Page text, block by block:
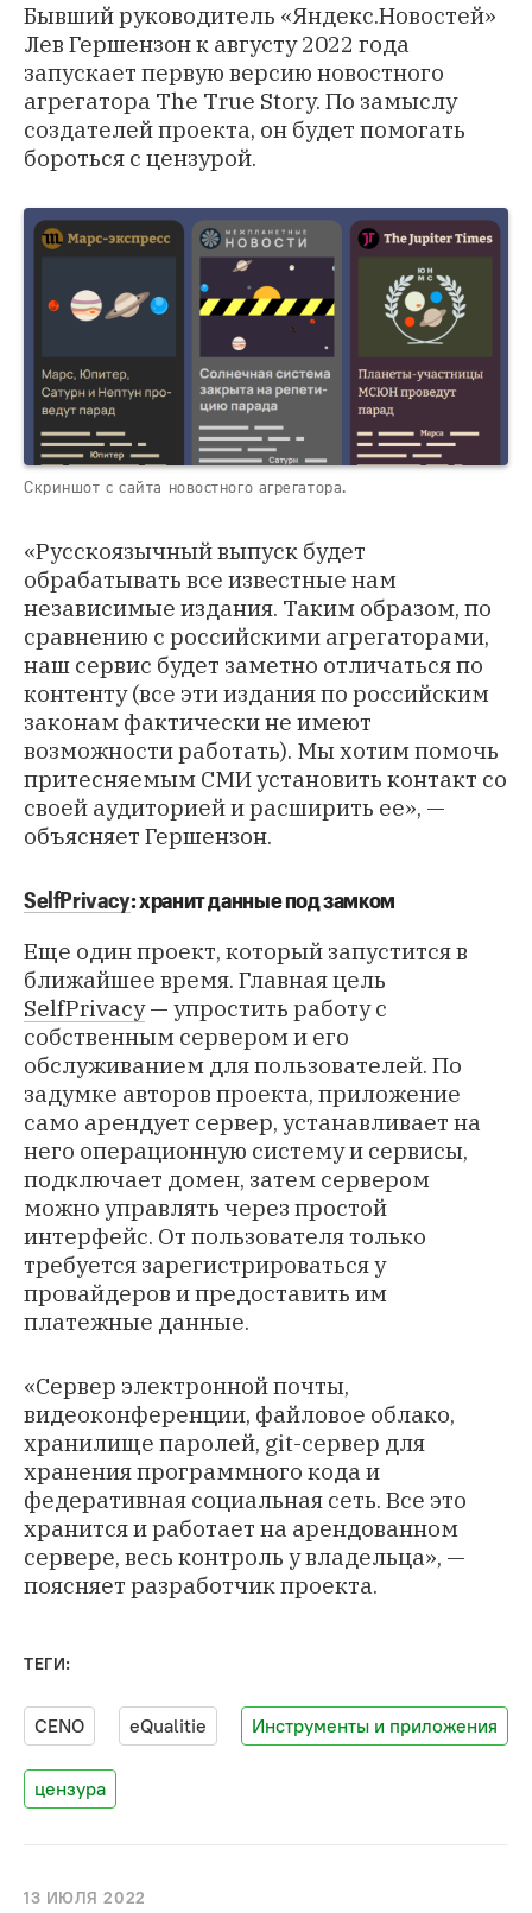
Бывший руководитель «Яндекс.Новостей»
Лев Гершензон к августу 2022 года
запускает первую версию новостного
агрегатора The True Story. По замыслу
создателей проекта, он будет помогать
бороться с цензурой.
Скриншот с сайта новостного агрегатора.
«Русскоязычный выпуск будет
обрабатывать все известные нам
независимые издания. Таким образом, по
сравнению с российскими агрегаторами,
наш сервис будет заметно отличаться по
контенту (все эти издания по российским
законам фактически не имеют
возможности работать). Мы хотим помочь
притесняемым СМИ установить контакт со
своей аудиторией и расширить ее», —
объясняет Гершензон.
SelfPrivacy: хранит данные под замком
Еще один проект, который запустится в
ближайшее время. Главная цель
SelfPrivacy— упростить работу с
собственным сервером и его
обслуживанием для пользователей. По
задумке авторов проекта, приложение
само арендует сервер, устанавливает на
него операционную систему и сервисы,
подключает домен, затем сервером
можно управлять через простой
интерфейс. От пользователя только
требуется зарегистрироваться у
провайдеров и предоставить им
платежные данные.
«Сервер электронной почты,
видеоконференции, файловое облако,
хранилище паролей, git-сервер для
хранения программного кода и
федеративная социальная сеть. Все это
хранится и работает на арендованном
сервере, весь контроль у владельца», —
поясняет разработчик проекта.
ТЕГИ:
CENO eQualitie Инструменты и приложения
цензура
13 ИЮЛЯ 2022